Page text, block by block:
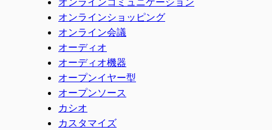
オンラインショッピング
オンライン会議
オーディオ
オーディオ機器
オープンイヤー型
オープンソース
カシオ
カスタマイズ